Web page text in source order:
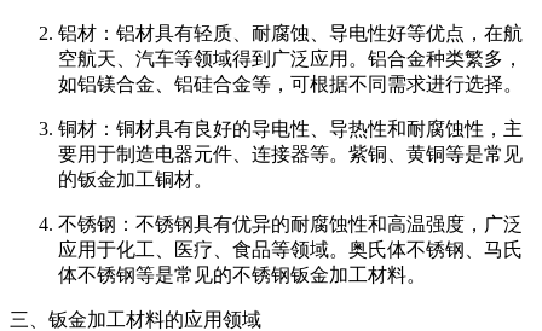
铝材：铝材具有轻质、耐腐蚀、导电性好等优点，在航
空航天、汽车等领域得到广泛应用。铝合金种类繁多，
如铝镁合金、铝硅合金等，可根据不同需求进行选择。
铜材：铜材具有良好的导电性、导热性和耐腐蚀性，主
要用于制造电器元件、连接器等。紫铜、黄铜等是常见
的钣金加工铜材。
不锈钢：不锈钢具有优异的耐腐蚀性和高温强度，广泛
应用于化工、医疗、食品等领域。奥氏体不锈钢、马氏
体不锈钢等是常见的不锈钢钣金加工材料。
三、钣金加工材料的应用领域